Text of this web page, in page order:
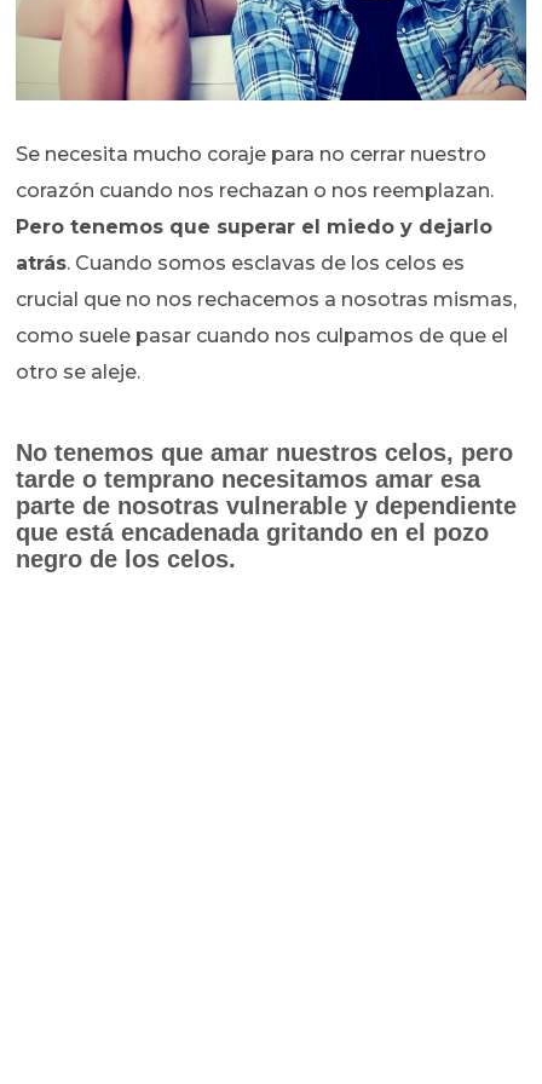
Se necesita mucho coraje para no cerrar nuestro
corazón cuando nos rechazan o nos reemplazan.
Pero tenemos que superar el miedo y dejarlo
atrás. Cuando somos esclavas de los celos es
crucial que no nos rechacemos a nosotras mismas,
como suele pasar cuando nos culpamos de que el
otro se aleje.
No tenemos que amar nuestros celos, pero
tarde o temprano necesitamos amar esa
parte de nosotras vulnerable y dependiente
que está encadenada gritando en el pozo
negro de los celos.